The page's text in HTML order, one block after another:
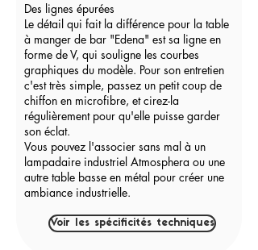
Des lignes épurées
Le détail qui fait la différence pour la table
à manger de bar "Edena" est sa ligne en
forme de V, qui souligne les courbes
graphiques du modèle. Pour son entretien
c'est très simple, passez un petit coup de
chiffon en microfibre, et cirez-la
régulièrement pour qu'elle puisse garder
son éclat.
Vous pouvez l'associer sans mal à un
lampadaire industriel Atmosphera ou une
autre table basse en métal pour créer une
ambiance industrielle.
Voir les spécificités techniques